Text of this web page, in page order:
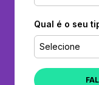
Qual é o seu
Selecione